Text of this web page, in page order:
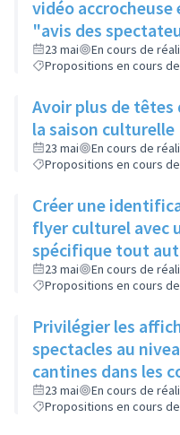
vidéo
"avis des
23 mai
En cours de
Propositions en cours
Avoir plus de
la saison culturelle
23 mai
En cours de
Propositions en cours
Créer une
flyer culturel avec
spécifique tout
23 mai
En cours de
Propositions en cours
Privilégier les
spectacles au
cantines dans les
23 mai
En cours de
Propositions en cours